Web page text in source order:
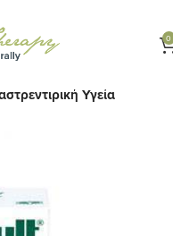
0
Υγεία